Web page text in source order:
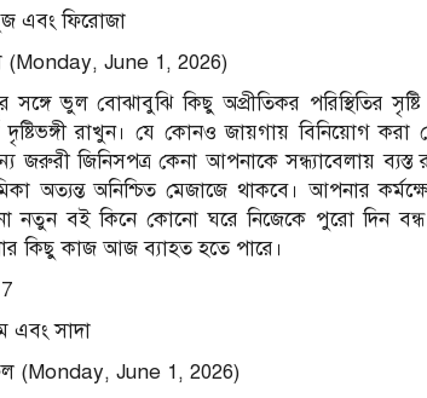
এবং ফিরোজা
(Monday, June 1, 2026)
সঙ্গে ভুল বোঝাবুঝি কিছু অপ্রীতিকর পরিস্থিতির
দৃষ্টিভঙ্গী রাখুন। যে কোনও জায়গায় বিনিয়োগ
জরুরী জিনিসপত্র কেনা আপনাকে সন্ধ্যাবেলায়
অত্যন্ত অনিশ্চিত মেজাজে থাকবে। আপনার
বই কিনে কোনো ঘরে নিজেকে পুরো দিন বন্ধ
কিছু কাজ আজ ব্যাহত হতে পারে।
7
এবং সাদা
(Monday, June 1, 2026)